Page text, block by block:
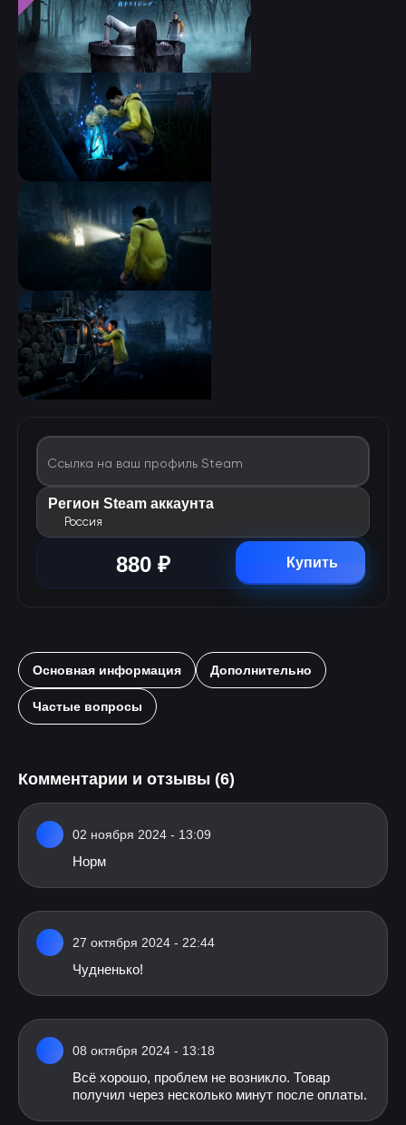
Ссылка на ваш профиль Steam
Регион Steam аккаунта
Россия
880 ₽ Купить
Основная информация Дополнительно
Частые вопросы
Комментарии и отзывы (6)
02 ноября 2024 - 13:09
Норм
27 октября 2024 - 22:44
Чудненько!
08 октября 2024 - 13:18
Всё хорошо, проблем не возникло. Товар
получил через несколько минут после оплаты.